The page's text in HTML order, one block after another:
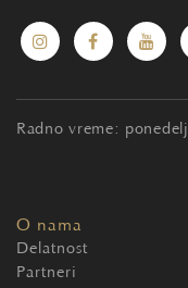
Radno vreme:
O nama
Delatnost
Partneri